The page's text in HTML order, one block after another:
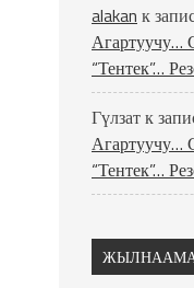
alakan к
Агартуучу…
“Тентек”…
Гүлзатк
Агартуучу…
“Тентек”…